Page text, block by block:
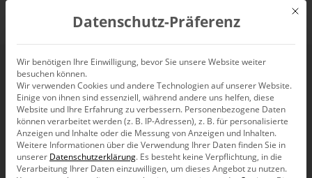
EN
DeltaMaster Live
Demo
Mit
Datenschutz-Präferenz
Wir benötigen Ihre Einwilligung, bevor Sie unsere Website weiter
besuchen können.
Wir verwenden Cookies und andere Technologien auf unserer Website.
Einige von ihnen sind essenziell, während andere uns helfen, diese
Website und Ihre Erfahrung zu verbessern. Personenbezogene Daten
können verarbeitet werden (z. B. IP-Adressen), z. B. für personalisierte
Anzeigen und Inhalte oder die Messung von Anzeigen und Inhalten.
Weitere Informationen über die Verwendung Ihrer Daten finden Sie in
unserer Datenschutzerklärung. Es besteht keine Verpflichtung, in die
Verarbeitung Ihrer Daten einzuwilligen, um dieses Angebot zu nutzen.